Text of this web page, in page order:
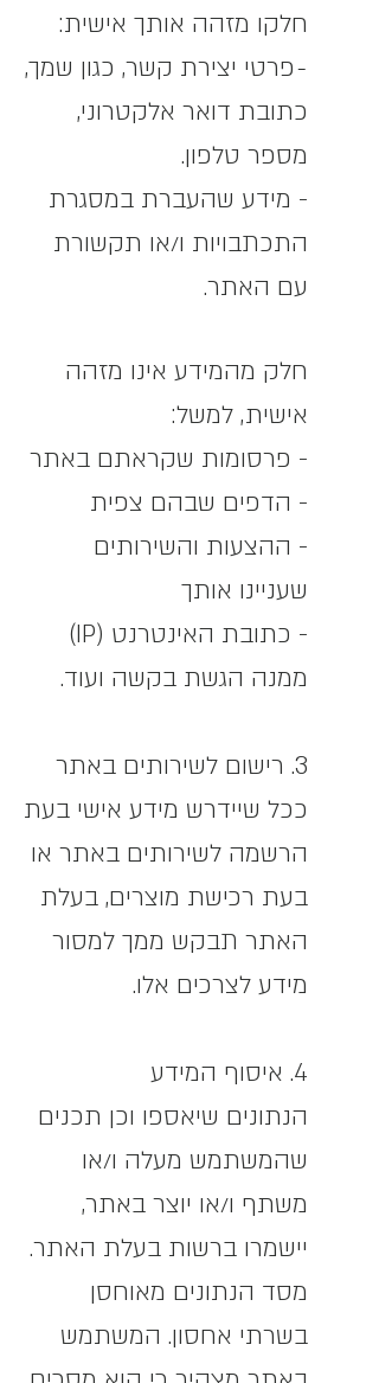
חלקו מזהה אותך אישית:
-פרטי יצירת קשר, כגון שמך,
כתובת דואר אלקטרוני,
מספר טלפון.
- מידע שהעברת במסגרת
התכתבויות ו/או תקשורת
עם האתר.
חלק מהמידע אינו מזהה
אישית, למשל:
- פרסומות שקראתם באתר
- הדפים שבהם צפית
- ההצעות והשירותים
שעניינו אותך
- כתובת האינטרנט (IP)
ממנה הגשת בקשה ועוד.
3. רישום לשירותים באתר
ככל שיידרש מידע אישי בעת
הרשמה לשירותים באתר או
בעת רכישת מוצרים, בעלת
האתר תבקש ממך למסור
מידע לצרכים אלו.
4. איסוף המידע
הנתונים שיאספו וכן תכנים
שהמשתמש מעלה ו/או
משתף ו/או יוצר באתר,
יישמרו ברשות בעלת האתר.
מסד הנתונים מאוחסן
בשרתי אחסון. המשתמש